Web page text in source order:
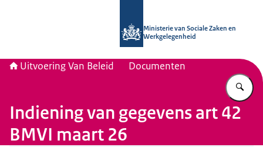
Ministerie van Sociale Zaken en
Werkgelegenheid
Uitvoering Van Beleid Documenten
Indiening van gegevens art 42
BMVI maart 26